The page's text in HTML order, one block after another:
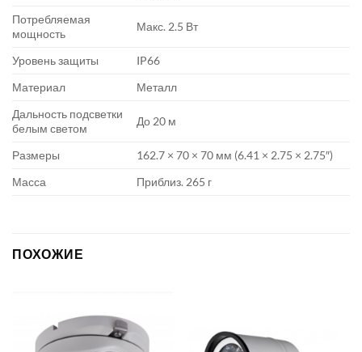
Потребляемая
мощность
Макс. 2.5 Вт
Уровень защиты
IP66
Материал
Металл
Дальность подсветки
белым светом
До 20 м
Размеры
162.7 × 70 × 70 мм (6.41 × 2.75 × 2.75″)
Масса
Приблиз. 265 г
ПОХОЖИЕ